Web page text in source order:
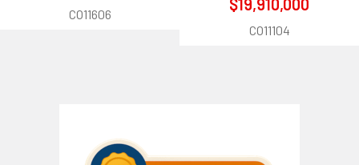
CO11606
$19,910,000
CO11104